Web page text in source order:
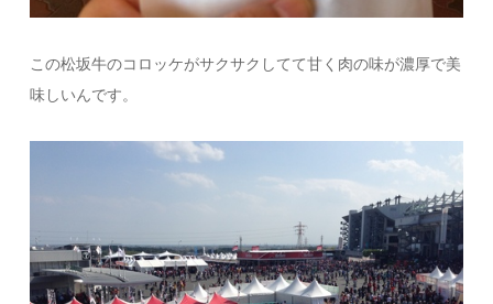
この松坂牛のコロッケがサクサクしてて甘く肉の味が濃厚で美
味しいんです。